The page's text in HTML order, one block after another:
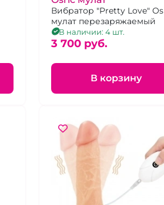
Вибратор "Pretty Love"
мулат перезаряжаемый
В наличии: 4 шт.
3 700 pуб.
В корзину